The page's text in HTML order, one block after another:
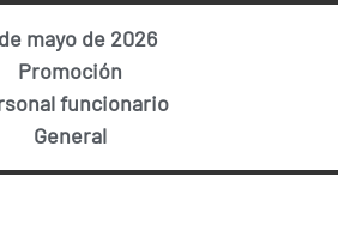
mayo de 2026
Promoción
funcionario
General